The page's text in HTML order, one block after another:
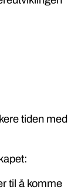
tiden med
til å komme